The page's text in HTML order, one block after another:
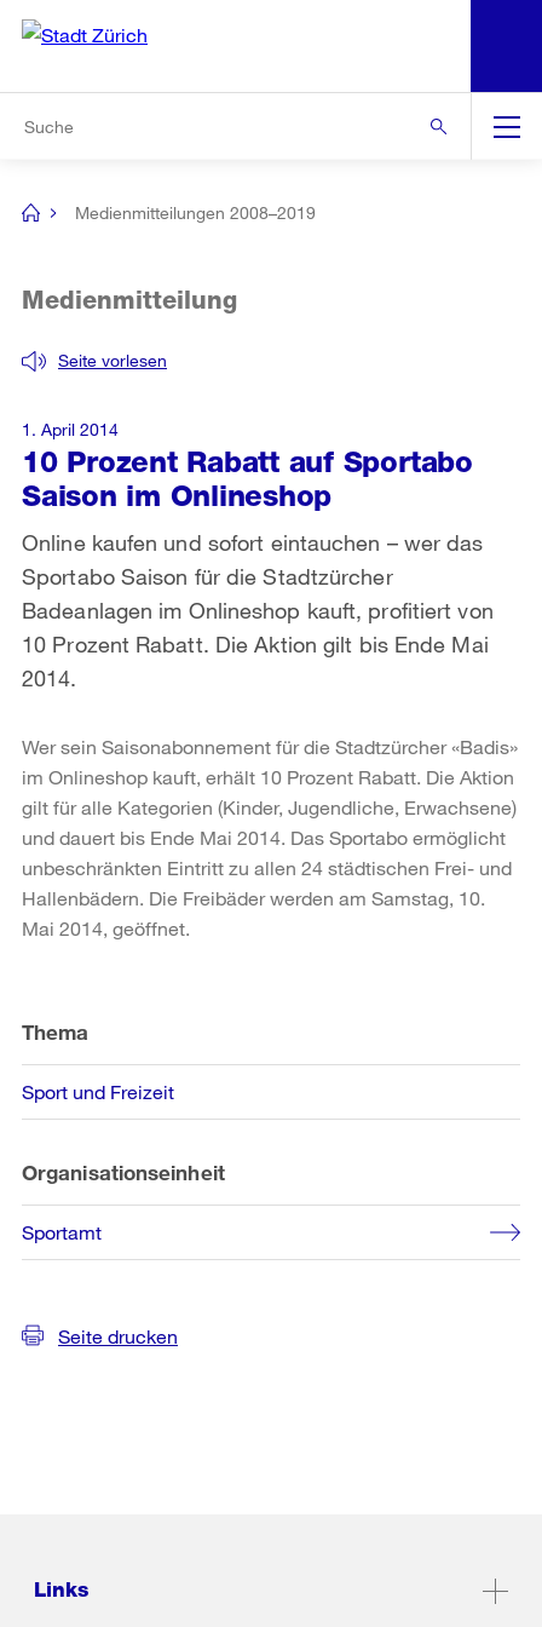
Navigation
[no
Medienmitteilungen 2008–2019
10 Prozent Rabatt auf Sportabo
Saison im Onlineshop
Seite vorlesen
Medienmitteilung
Online kaufen und sofort eintauchen – wer das
Sportabo Saison für die Stadtzürcher
Badeanlagen im Onlineshop kauft, profitiert von
10 Prozent Rabatt. Die Aktion gilt bis Ende Mai
2014.
1. April 2014
Wer sein Saisonabonnement für die Stadtzürcher «Badis»
im Onlineshop kauft, erhält 10 Prozent Rabatt. Die Aktion
gilt für alle Kategorien (Kinder, Jugendliche, Erwachsene)
und dauert bis Ende Mai 2014. Das Sportabo ermöglicht
unbeschränkten Eintritt zu allen 24 städtischen Frei- und
Hallenbädern. Die Freibäder werden am Samstag, 10.
Mai 2014, geöffnet.
Informationen
Thema
Sport und Freizeit
Organisationseinheit
Sportamt
Seite drucken
Links